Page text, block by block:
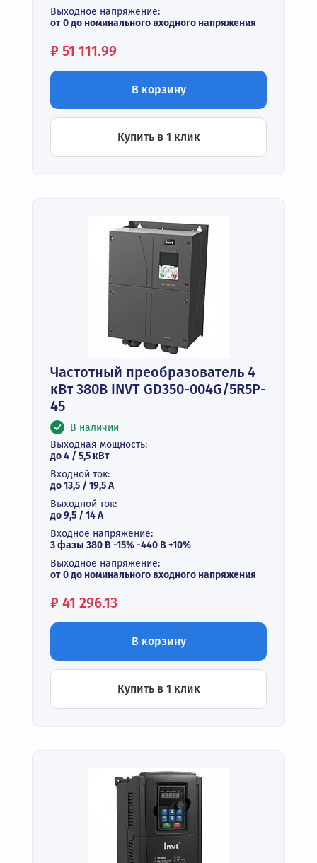
Выходное напряжение:
от 0 до номинального входного напряжения
Цена:
₽ 51 111.99
В корзину
Купить в 1 клик
Частотный преобразователь 4
кВт 380В INVT GD350-004G/5R5P-
45
В наличии
Выходная мощность:
до 4 / 5,5 кВт
Входной ток:
до 13,5 / 19,5 А
Выходной ток:
до 9,5 / 14 А
Входное напряжение:
3 фазы 380 В -15% -440 В +10%
Выходное напряжение:
от 0 до номинального входного напряжения
Цена:
₽ 41 296.13
В корзину
Купить в 1 клик